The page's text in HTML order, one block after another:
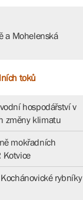
a Mohelenská
toků
hospodářství v
změny klimatu
mokřadních
Kotvice
rybníky